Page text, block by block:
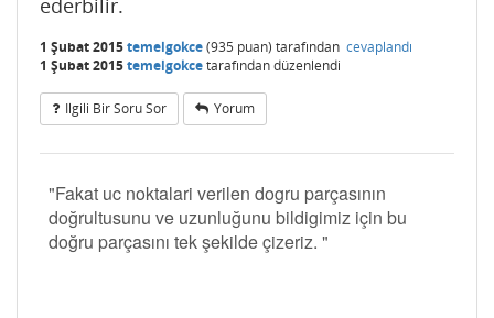
ederbilir.
1 Şubat 2015temelgokce(935 puan) tarafından cevaplandı
1 Şubat 2015temelgokcetarafındandüzenlendi
Ilgili Bir Soru Sor Yorum
"Fakat uc noktalari verilen dogru parçasının
doğrultusunu ve uzunluğunu bildigimiz için bu
doğru parçasını tek şekilde çizeriz. "